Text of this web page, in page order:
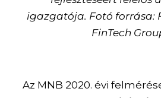
igazgatója. Fotó forrása:
FinTech
Az MNB 2020. évi